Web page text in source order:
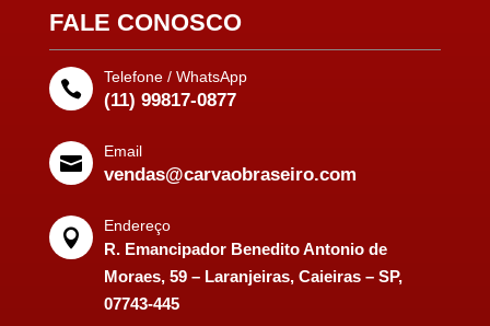
FALE CONOSCO

Telefone / WhatsApp
(11) 99817-0877

Email
vendas@carvaobraseiro.com

Endereço
R. Emancipador Benedito Antonio de
Moraes, 59 – Laranjeiras, Caieiras – SP,
07743-445